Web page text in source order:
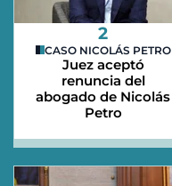
2
CASO NICOLÁS PETRO
Juez aceptó
renuncia del
abogado de Nicolás
Petro